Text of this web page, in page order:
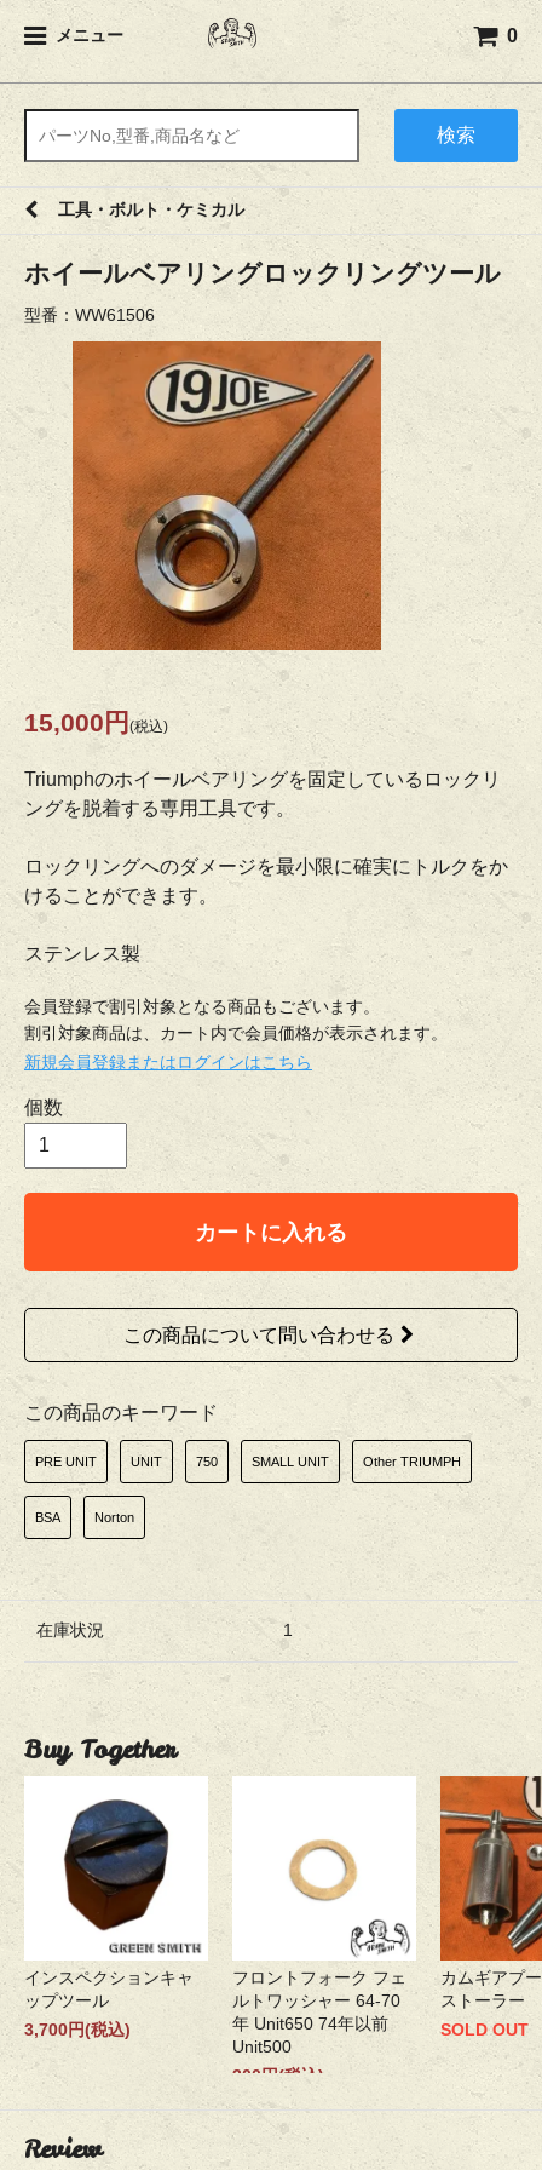
メニュー 0
検索
工具・ボルト・ケミカル
ホイールベアリングロックリングツール
型番：WW61506
15,000円 (税込)
Triumphのホイールベアリングを固定しているロックリ
ングを脱着する専用工具です。
ロックリングへのダメージを最小限に確実にトルクをか
けることができます。
ステンレス製
会員登録で割引対象となる商品もございます。
割引対象商品は、カート内で会員価格が表示されます。
新規会員登録またはログインはこちら
個数
カートに入れる
この商品について問い合わせる
この商品のキーワード
PRE UNIT UNIT 750 SMALL UNIT Other TRIUMPH
BSA Norton
在庫状況 1
Buy Together
インスペクションキャ
ップツール
3,700円(税込)
フロントフォーク フェ
ルトワッシャー 64-70
年 Unit650 74年以前
Unit500
300円(税込)
カムギアプ
ストーラー
SOLD OUT
Review